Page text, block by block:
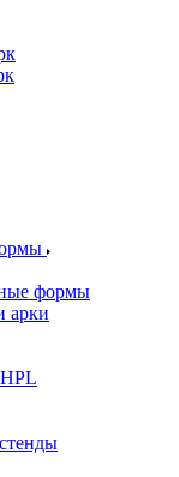
формы
арки